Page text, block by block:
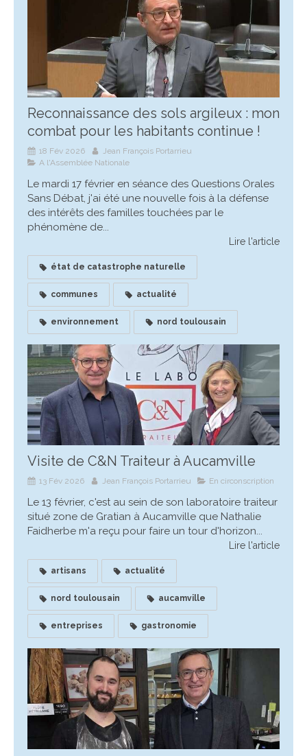
Reconnaissance des sols argileux : mon
combat pour les habitants continue !
18 Fév 2026
Jean François Portarrieu
A l'Assemblée Nationale
Le mardi 17 février en séance des Questions Orales
Sans Débat, j'ai été une nouvelle fois à la défense
des intérêts des familles touchées par le
phénomène de...
Lire l'article
état de catastrophe naturelle
communes actualité
environnement nord toulousain
Visite de C&N Traiteur à Aucamville
13 Fév 2026 Jean François Portarrieu En circonscription
Le 13 février, c'est au sein de son laboratoire traiteur
situé zone de Gratian à Aucamville que Nathalie
Faidherbe m'a reçu pour faire un tour d'horizon...
Lire l'article
artisans actualité
nord toulousain aucamville
entreprises gastronomie